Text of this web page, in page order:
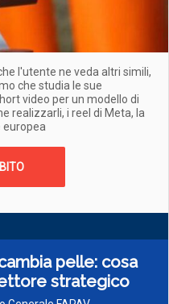
l'utente ne veda altri simili,
che studia le sue
video per un modello di
realizzarli, i reel di Meta, la
europea
pelle: cosa
strategico